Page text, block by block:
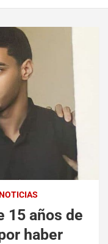
15 años de
haber